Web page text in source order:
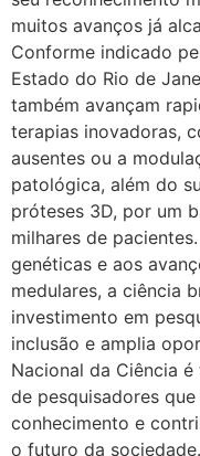
muitos avanços já
Conforme indicado
Estado do Rio de
também avançam
terapias inovadoras,
ausentes ou a
patológica, além do
próteses 3D, por um
milhares de
genéticas e aos
medulares, a ciência
investimento em
inclusão e amplia
Nacional da Ciência
de pesquisadores
conhecimento e
o futuro da sociedade.